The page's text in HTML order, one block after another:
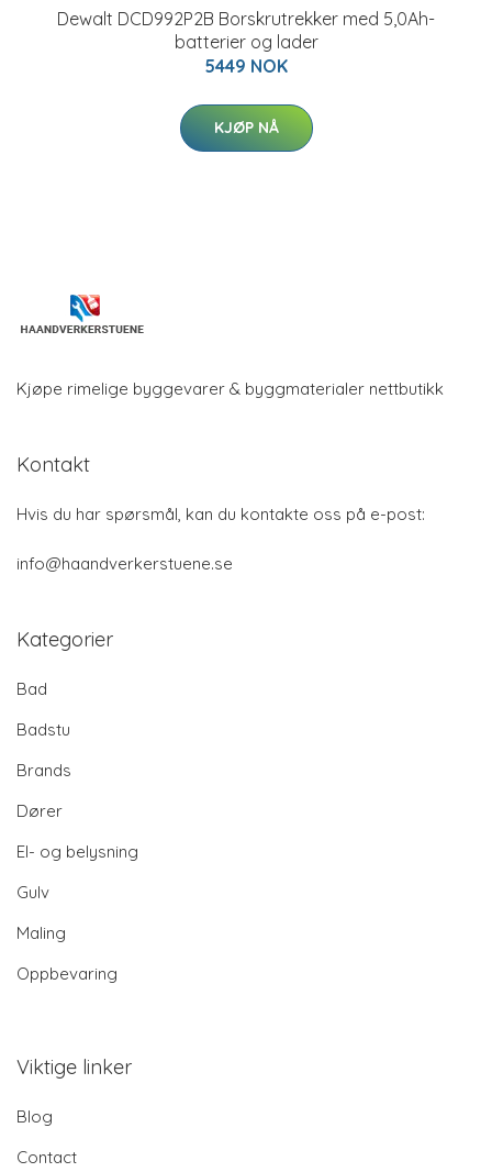
Dewalt DCD992P2B Borskrutrekker med 5,0Ah-
batterier og lader
5449 NOK
KJØP NÅ
Kjøpe rimelige byggevarer & byggmaterialer nettbutikk
Kontakt
Hvis du har spørsmål, kan du kontakte oss på e-post:
info@haandverkerstuene.se
Kategorier
Bad
Badstu
Brands
Dører
El- og belysning
Gulv
Maling
Oppbevaring
Viktige linker
Blog
Contact